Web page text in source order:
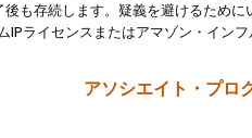
も存続します。疑義を避けるため
IPライセンスまたはアマゾン・イン
アソシエイト・プロ